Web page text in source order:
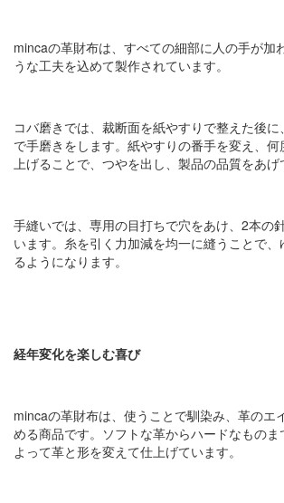
mincaの革財布は、すべての細部に人の手が加
うな工夫を込めて製作されています。
コバ磨きでは、裁断面を紙やすりで整えた後
で手磨きをします。紙やすりの番手を変え、何
上げることで、つやを出し、製品の品質をあげ
手縫いでは、専用の目打ちで穴をあけ、2本の
います。糸を引く力加減を均一に縫うことで、
るようになります。
経年変化を楽しむ喜び
mincaの革財布は、使うことで馴染み、革のエ
める商品です。ソフトな革からハードなもの
よって革と形を変えて仕上げています。